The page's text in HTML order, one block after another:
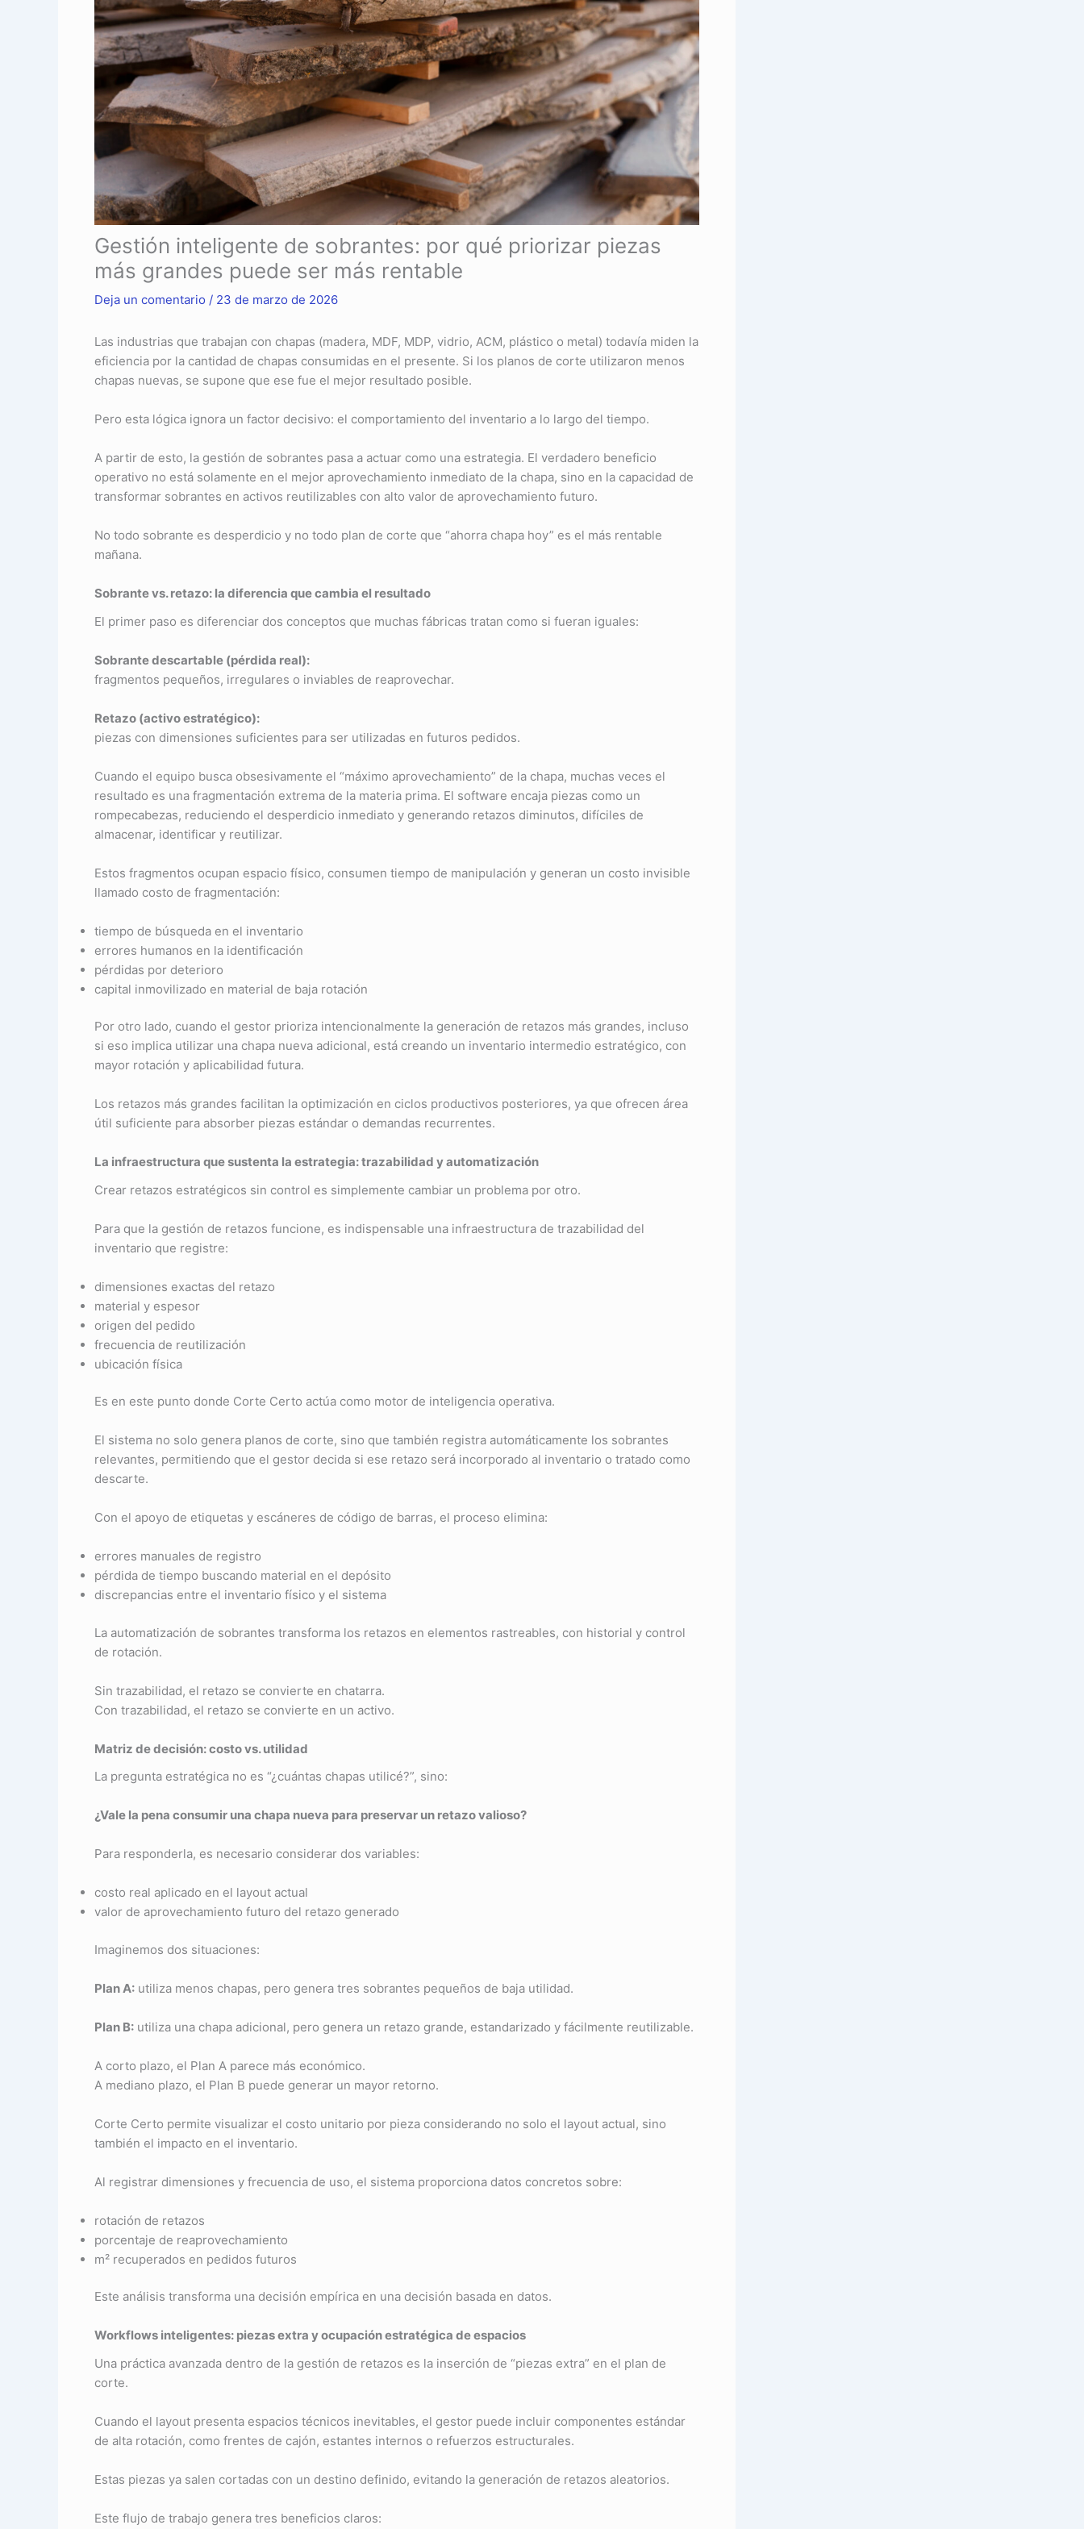
Gestión inteligente de sobrantes: por qué priorizar piezas
más grandes puede ser más rentable
Deja un comentario / 23 de marzo de 2026
Las industrias que trabajan con chapas (madera, MDF, MDP, vidrio, ACM, plástico o metal) todavía miden la
eficiencia por la cantidad de chapas consumidas en el presente. Si los planos de corte utilizaron menos
chapas nuevas, se supone que ese fue el mejor resultado posible.
Pero esta lógica ignora un factor decisivo: el comportamiento del inventario a lo largo del tiempo.
A partir de esto, la gestión de sobrantes pasa a actuar como una estrategia. El verdadero beneficio
operativo no está solamente en el mejor aprovechamiento inmediato de la chapa, sino en la capacidad de
transformar sobrantes en activos reutilizables con alto valor de aprovechamiento futuro.
No todo sobrante es desperdicio y no todo plan de corte que “ahorra chapa hoy” es el más rentable
mañana.
Sobrante vs. retazo: la diferencia que cambia el resultado
El primer paso es diferenciar dos conceptos que muchas fábricas tratan como si fueran iguales:
Sobrante descartable (pérdida real):
fragmentos pequeños, irregulares o inviables de reaprovechar.
Retazo (activo estratégico):
piezas con dimensiones suficientes para ser utilizadas en futuros pedidos.
Cuando el equipo busca obsesivamente el “máximo aprovechamiento” de la chapa, muchas veces el
resultado es una fragmentación extrema de la materia prima. El software encaja piezas como un
rompecabezas, reduciendo el desperdicio inmediato y generando retazos diminutos, difíciles de
almacenar, identificar y reutilizar.
Estos fragmentos ocupan espacio físico, consumen tiempo de manipulación y generan un costo invisible
llamado costo de fragmentación:
tiempo de búsqueda en el inventario
errores humanos en la identificación
pérdidas por deterioro
capital inmovilizado en material de baja rotación
Por otro lado, cuando el gestor prioriza intencionalmente la generación de retazos más grandes, incluso
si eso implica utilizar una chapa nueva adicional, está creando un inventario intermedio estratégico, con
mayor rotación y aplicabilidad futura.
Los retazos más grandes facilitan la optimización en ciclos productivos posteriores, ya que ofrecen área
útil suficiente para absorber piezas estándar o demandas recurrentes.
La infraestructura que sustenta la estrategia: trazabilidad y automatización
Crear retazos estratégicos sin control es simplemente cambiar un problema por otro.
Para que la gestión de retazos funcione, es indispensable una infraestructura de trazabilidad del
inventario que registre:
dimensiones exactas del retazo
material y espesor
origen del pedido
frecuencia de reutilización
ubicación física
Es en este punto donde Corte Certo actúa como motor de inteligencia operativa.
El sistema no solo genera planos de corte, sino que también registra automáticamente los sobrantes
relevantes, permitiendo que el gestor decida si ese retazo será incorporado al inventario o tratado como
descarte.
Con el apoyo de etiquetas y escáneres de código de barras, el proceso elimina:
errores manuales de registro
pérdida de tiempo buscando material en el depósito
discrepancias entre el inventario físico y el sistema
La automatización de sobrantes transforma los retazos en elementos rastreables, con historial y control
de rotación.
Sin trazabilidad, el retazo se convierte en chatarra.
Con trazabilidad, el retazo se convierte en un activo.
Matriz de decisión: costo vs. utilidad
La pregunta estratégica no es “¿cuántas chapas utilicé?”, sino:
¿Vale la pena consumir una chapa nueva para preservar un retazo valioso?
Para responderla, es necesario considerar dos variables:
costo real aplicado en el layout actual
valor de aprovechamiento futuro del retazo generado
Imaginemos dos situaciones:
Plan A: utiliza menos chapas, pero genera tres sobrantes pequeños de baja utilidad.
Plan B: utiliza una chapa adicional, pero genera un retazo grande, estandarizado y fácilmente reutilizable.
A corto plazo, el Plan A parece más económico.
A mediano plazo, el Plan B puede generar un mayor retorno.
Corte Certo permite visualizar el costo unitario por pieza considerando no solo el layout actual, sino
también el impacto en el inventario.
Al registrar dimensiones y frecuencia de uso, el sistema proporciona datos concretos sobre:
rotación de retazos
porcentaje de reaprovechamiento
m² recuperados en pedidos futuros
Este análisis transforma una decisión empírica en una decisión basada en datos.
Workflows inteligentes: piezas extra y ocupación estratégica de espacios
Una práctica avanzada dentro de la gestión de retazos es la inserción de “piezas extra” en el plan de
corte.
Cuando el layout presenta espacios técnicos inevitables, el gestor puede incluir componentes estándar
de alta rotación, como frentes de cajón, estantes internos o refuerzos estructurales.
Estas piezas ya salen cortadas con un destino definido, evitando la generación de retazos aleatorios.
Este flujo de trabajo genera tres beneficios claros: